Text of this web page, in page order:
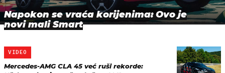
Napokon se vraća korijenima: Ovo je
novi mali Smart
VIDEO
Mercedes-AMG CLA 45 već ruši rekorde: